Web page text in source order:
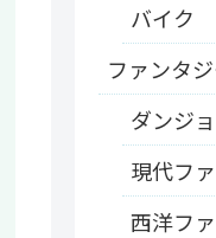
バイク
ファンタ
ダンジ
現代フ
西洋フ